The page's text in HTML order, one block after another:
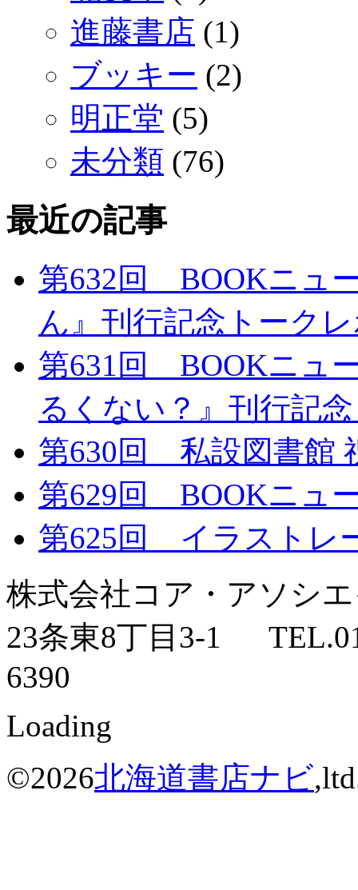
進藤書店 (1)
ブッキー (2)
明正堂 (5)
未分類 (76)
最近の記事
第632回 BOOKニュ
ん』刊行記念トーク
第631回 BOOKニュ
るくない？』刊行記
第630回 私設図書館
第629回 BOOKニュ
第625回 イラストレ
株式会社コア・アソ
23条東8丁目3-1
6390
Loading
©2026北海道書店ナビ